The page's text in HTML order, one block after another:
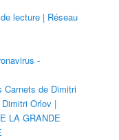
lecture | Réseau
-
Carnets de Dimitri
Orlov |
LA GRANDE